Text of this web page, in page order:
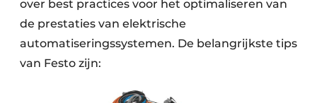
over best practices voor het optimaliseren van
de prestaties van elektrische
automatiseringssystemen. De belangrijkste tips
van Festo zijn: